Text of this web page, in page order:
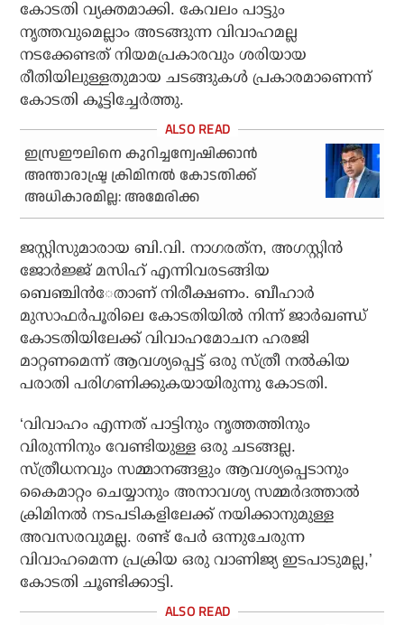
കോടതി വ്യക്തമാക്കി. കേവലം പാട്ടും
നൃത്തവുമെല്ലാം അടങ്ങുന്ന വിവാഹമല്ല
നടക്കേണ്ടത് നിയമപ്രകാരവും ശരിയായ
രീതിയിലുള്ളതുമായ ചടങ്ങുകള്‍ പ്രകാരമാണെന്ന്
കോടതി കൂട്ടിച്ചേര്‍ത്തു.
ഇസ്രഈലിനെ കുറിച്ചന്വേഷിക്കാന്‍
അന്താരാഷ്ട്ര ക്രിമിനല്‍ കോടതിക്ക്
അധികാരമില്ല: അമേരിക്ക
ജസ്റ്റിസുമാരായ ബി.വി. നാഗരത്‌ന, അഗസ്റ്റിന്‍
ജോര്‍ജ്ജ് മസിഹ് എന്നിവരടങ്ങിയ
ബെഞ്ചിന്‍േതാണ് നിരീക്ഷണം. ബീഹാര്‍
മുസാഫര്‍പൂരിലെ കോടതിയില്‍ നിന്ന് ജാര്‍ഖണ്ഡ്
കോടതിയിലേക്ക് വിവാഹമോചന ഹരജി
മാറ്റണമെന്ന് ആവശ്യപ്പെട്ട് ഒരു സ്ത്രീ നല്‍കിയ
പരാതി പരിഗണിക്കുകയായിരുന്നു കോടതി.
‘വിവാഹം എന്നത് പാട്ടിനും നൃത്തത്തിനും
വിരുന്നിനും വേണ്ടിയുള്ള ഒരു ചടങ്ങല്ല.
സ്ത്രീധനവും സമ്മാനങ്ങളും ആവശ്യപ്പെടാനും
കൈമാറ്റം ചെയ്യാനും അനാവശ്യ സമ്മര്‍ദത്താല്‍
ക്രിമിനല്‍ നടപടികളിലേക്ക് നയിക്കാനുമുള്ള
അവസരവുമല്ല. രണ്ട് പേര്‍ ഒന്നുചേരുന്ന
വിവാഹമെന്ന പ്രക്രിയ ഒരു വാണിജ്യ ഇടപാടുമല്ല,’
കോടതി ചൂണ്ടിക്കാട്ടി.